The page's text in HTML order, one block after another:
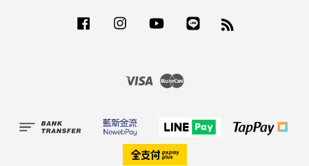
Facebook Instagram YouTube
Visa